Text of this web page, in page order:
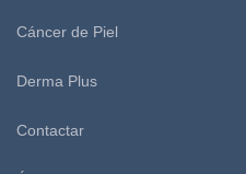
Cáncer de Piel
Derma Plus
Contactar